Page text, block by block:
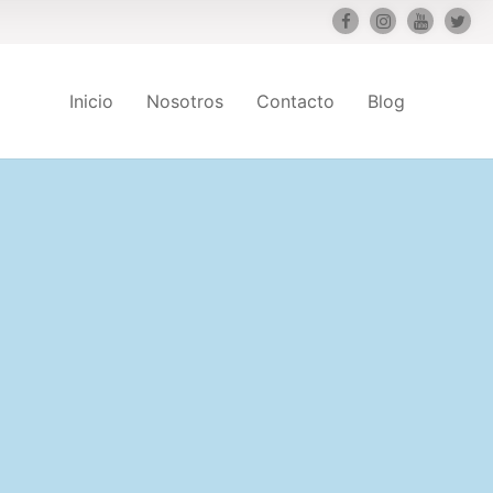
Inicio Nosotros Contacto Blog